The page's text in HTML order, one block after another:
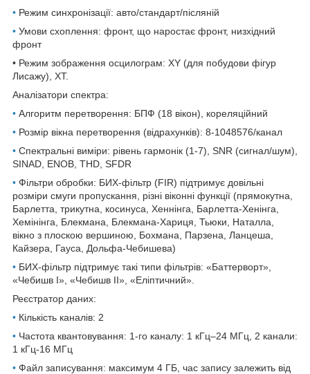
• Режим синхронізації: авто/стандарт/післяній
• Умови схоплення: фронт, що наростає фронт, низхідний
фронт
• Режим зображення осцилограм: XY (для побудови фігур
Лисажу), XT.
Аналізатори спектра:
• Алгоритм перетворення: БПФ (18 вікон), кореляційний
• Розмір вікна перетворення (відрахунків): 8-1048576/канал
• Спектральні виміри: рівень гармонік (1-7), SNR (сигнал/шум),
SINAD, ENOB, THD, SFDR
• Фільтри обробки: БИХ-фільтр (FIR) підтримує довільні
розміри смуги пропускання, різні віконні функції (прямокутна,
Барлетта, трикутна, косинуса, Хеннінга, Барлетта-Хенінга,
Хемінінга, Блекмана, Блекмана-Хариця, Тьюки, Наталла,
вікно з плоскою вершиною, Бохмана, Парзена, Ланцеша,
Кайзера, Гауса, Дольфа-Чебишева)
• БИХ-фільтр підтримує такі типи фільтрів: «Баттерворт»,
«Чебишв I», «Чебишв II», «Еліптичний».
Реєстратор даних:
• Кількість каналів: 2
• Частота квантовування: 1-го каналу: 1 кГц–24 МГц, 2 канали:
1 кГц-16 МГц
• Файл записування: максимум 4 ГБ, час запису залежить від